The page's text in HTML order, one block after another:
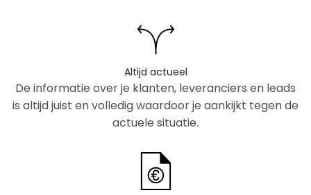
Altijd actueel
De informatie over je klanten, leveranciers en leads
is altijd juist en volledig waardoor je aankijkt tegen de
actuele situatie.